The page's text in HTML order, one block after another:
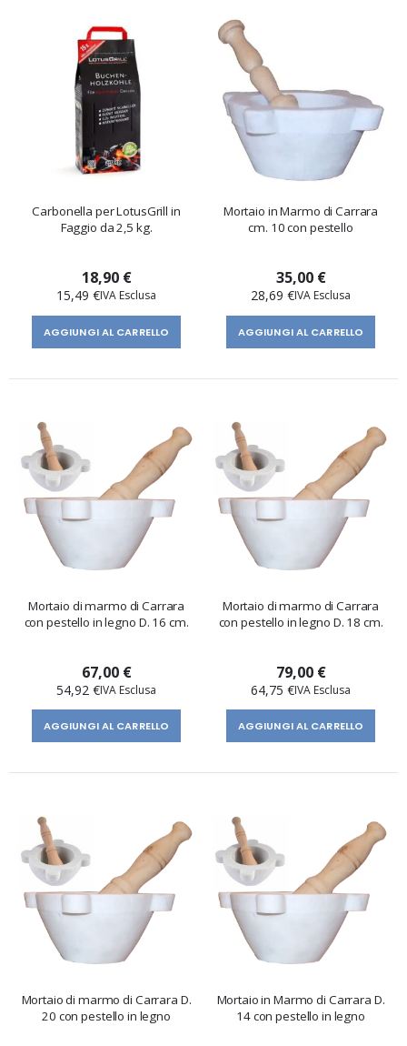
Carbonella per LotusGrill in
Faggio da 2,5 kg.
18,90 €
15,49 €
AGGIUNGI AL CARRELLO
Mortaio in Marmo di Carrara
cm. 10 con pestello
35,00 €
28,69 €
AGGIUNGI AL CARRELLO
Mortaio di marmo di Carrara
con pestello in legno D. 16 cm.
67,00 €
54,92 €
AGGIUNGI AL CARRELLO
Mortaio di marmo di Carrara
con pestello in legno D. 18 cm.
79,00 €
64,75 €
AGGIUNGI AL CARRELLO
Mortaio di marmo di Carrara D.
20 con pestello in legno
Mortaio in Marmo di Carrara D.
14 con pestello in legno